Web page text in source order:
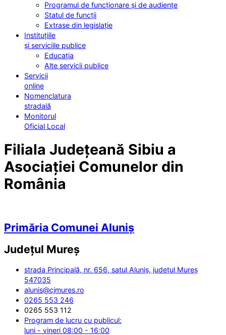
Programul de funcționare și de audiențe
Statul de funcții
Extrase din legislație
Instituțiile
și serviciile publice
Educația
Alte servicii publice
Servicii
online
Nomenclatura
stradală
Monitorul
Oficial Local
Filiala Județeană Sibiu a
Asociației Comunelor din
România
Primăria Comunei Aluniș
Județul Mureș
strada Principală, nr. 656, satul Aluniș, județul Mureș
547035
alunis@cjmures.ro
0265 553 246
0265 553 112
Program de lucru cu publicul:
luni - vineri 08:00 - 16:00